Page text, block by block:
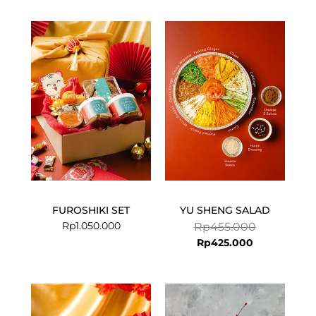
FUROSHIKI SET
Rp1.050.000
YU SHENG SALAD
Rp455.000
Rp455.000.
Rp425.000
Rp425.000.
Original
price
Current
price